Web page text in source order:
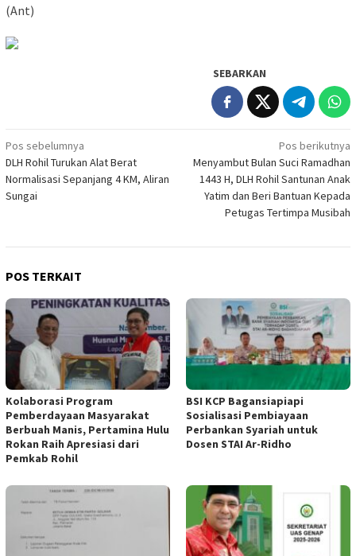
(Ant)
SEBARKAN
Navigasi
pos
Pos sebelumnya
DLH Rohil Turukan Alat Berat
Normalisasi Sepanjang 4 KM, Aliran
Sungai
Pos berikutnya
Menyambut Bulan Suci Ramadhan
1443 H, DLH Rohil Santunan Anak
Yatim dan Beri Bantuan Kepada
Petugas Tertimpa Musibah
POS TERKAIT
Kolaborasi Program
Pemberdayaan Masyarakat
Berbuah Manis, Pertamina Hulu
Rokan Raih Apresiasi dari
Pemkab Rohil
BSI KCP Bagansiapiapi
Sosialisasi Pembiayaan
Perbankan Syariah untuk
Dosen STAI Ar-Ridho